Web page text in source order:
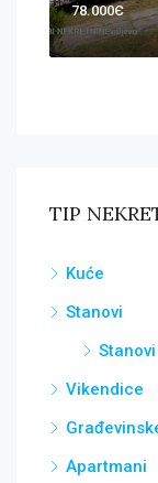
78.000Є
TIP
Kuće
Stanovi
Vikendice
Apartmani